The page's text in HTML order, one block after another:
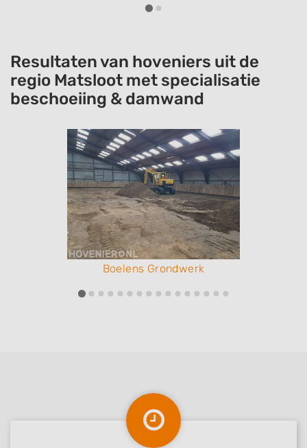
Resultaten van hoveniers uit de
regio Matsloot met specialisatie
beschoeiing & damwand
Boelens Grondwerk